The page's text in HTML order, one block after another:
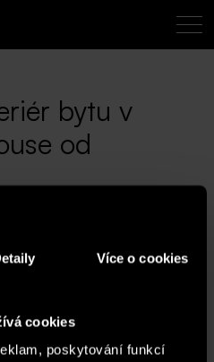
Více o cookies
cookies
poskytování funkcí
bytu v
od